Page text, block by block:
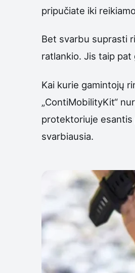
pripučiate iki
Bet svarbu suprasti
ratlankio. Jis taip
Kai kurie gamintojų
„ContiMobilityKit“
protektoriuje esantis
svarbiausia.